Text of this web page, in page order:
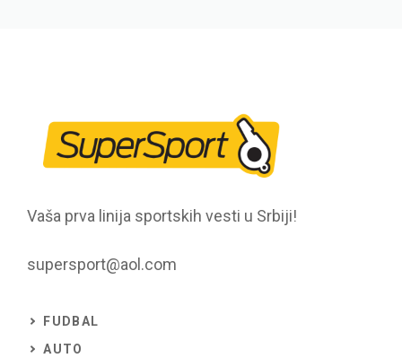
Vaša prva linija sportskih vesti u Srbiji!
supersport@aol.com
FUDBAL
AUTO